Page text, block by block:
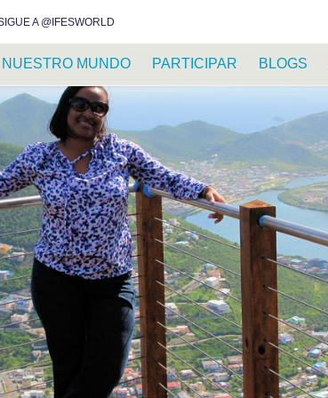
A @IFESWORLD
NUESTRO MUNDO PARTICIPAR BLOGS